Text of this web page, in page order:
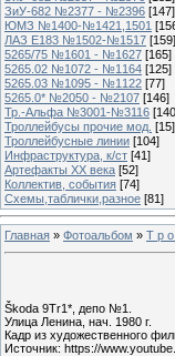
ЗиУ-682 №2377 - №2396 [147]
ЮМЗ №1400-№1421,1501
ЛАЗ Е183 №1502-№1517 [159]
5265/75 №1601 - №1627 [165]
5265.02 №1072 - №1164 [125]
5265.03 №1095 - №1122 [77]
5265.0* №2050 - №2107 [146]
Тр.-Альфа №3001-№3116
Троллейбусы прочие мод. [15]
Троллейбусные линии [104]
Инфраструктура, к/ст [41]
Артефакты ХХ века [52]
Коллектив, события [74]
Схемы,таблички,разное [81]
Главная » Фотоальбом » Т р о
Škoda 9Tr1*, депо №1.
Улица Ленина, нач. 1980 г.
Кадр из художественного
Источник: https://